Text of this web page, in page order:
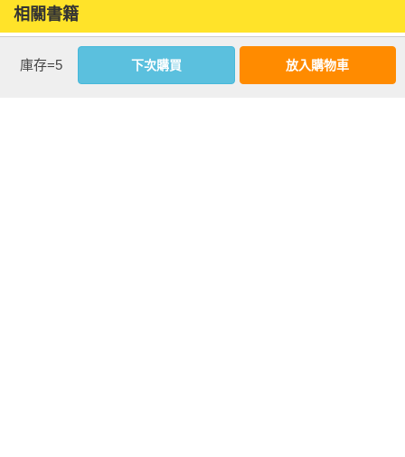
圖，光是看著就能讓人精神一振，感受到溫暖。
◆作者獨特而優美的插圖和充滿情感的文字，讓這本書格外特
別。
◆隨著故事發展，讀者會感受到書中作者帶給人們溫柔的喜悅
相關書籍
同書系
庫存=5 下次購買 放入購物車